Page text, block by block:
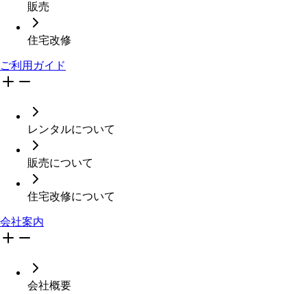
販売
住宅改修
ご利用ガイド
レンタルについて
販売について
住宅改修について
会社案内
会社概要